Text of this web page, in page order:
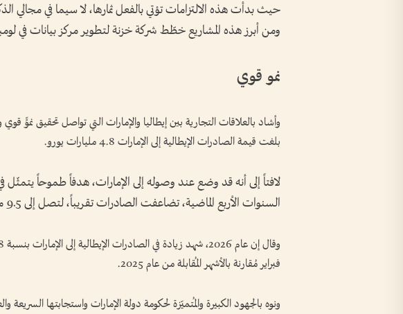
حيث بدأت هذه الالتزامات تؤتي بالفعل ثمارها، لا سيما في مجالي
ومن أبرز هذه المشاريع خطّط شركة خزنة لتطوير مركز بيانات في
نمو قوي
بلغت قيمة الصادرات الإيطالية إلى الإمارات 4.8 مليارات يورو.
لافتاً إلى أنه قد وضع عند وصوله إلى الإمارات، هدفاً طموحاً
السنوات الأربع الماضية، تضاعفت الصادرات تقريباً، لتصل إلى 9.5 مليارات يورو في العام الماضي.
فبراير مُقارنة بالأشهر المُقابلة من عام 2025.
ونوه بالجهود الكبيرة والمُتميّزة لحكومة دولة الإمارات واستجابتها السريعة